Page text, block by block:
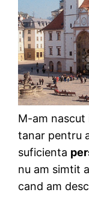
M-am
tanar pentru
suficienta
nu am simtit
cand am